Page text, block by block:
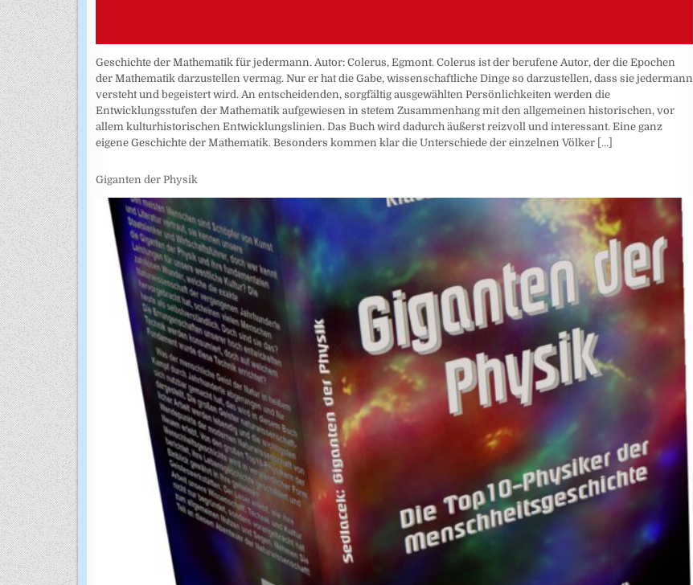
Geschichte der Mathematik für jedermann. Autor: Colerus, Egmont. Colerus ist der berufene Autor, der die Epochen
der Mathematik darzustellen vermag. Nur er hat die Gabe, wissenschaftliche Dinge so darzustellen, dass sie jedermann
versteht und begeistert wird. An entscheidenden, sorgfältig ausgewählten Persönlichkeiten werden die
Entwicklungsstufen der Mathematik aufgewiesen in stetem Zusammenhang mit den allgemeinen historischen, vor
allem kulturhistorischen Entwicklungslinien. Das Buch wird dadurch äußerst reizvoll und interessant. Eine ganz
eigene Geschichte der Mathematik. Besonders kommen klar die Unterschiede der einzelnen Völker [...]
Giganten der Physik